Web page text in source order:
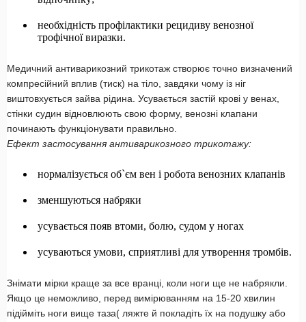
необхідність профілактики рецидиву венозної
трофічної виразки.
Медичний антиварикозний трикотаж створює точно визначений
компресійний вплив (тиск) на тіло, завдяки чому із ніг
виштовхується зайва рідина. Усувається застій крові у венах,
стінки судин відновлюють свою форму, венозні клапани
починають функціонувати правильно.
Ефект застосування антиварикозного трикотажу:
нормалізується об`єм вен і робота венозних клапанів
зменшуються набряки
усувається появ втоми, болю, судом у ногах
усуваються умови, сприятливі для утворення тромбів.
Знімати мірки краще за все вранці, коли ноги ще не набрякли.
Якщо це неможливо, перед вимірюванням на 15-20 хвилин
підійміть ноги вище таза( ляжте й покладіть їх на подушку або